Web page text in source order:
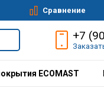
Сравнение
+7
ECOMAST